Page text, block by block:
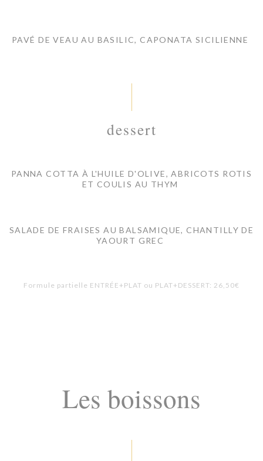
PAVÉ DE VEAU AU BASILIC, CAPONATA SICILIENNE
dessert
PANNA COTTA À L'HUILE D'OLIVE, ABRICOTS ROTIS
ET COULIS AU THYM
SALADE DE FRAISES AU BALSAMIQUE, CHANTILLY DE
YAOURT GREC
Formule partielle ENTRÉE+PLAT ou PLAT+DESSERT: 26,50€
Les boissons